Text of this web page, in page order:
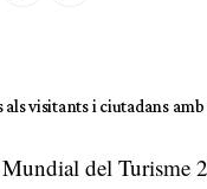
als visitants i ciutadans
del Turisme